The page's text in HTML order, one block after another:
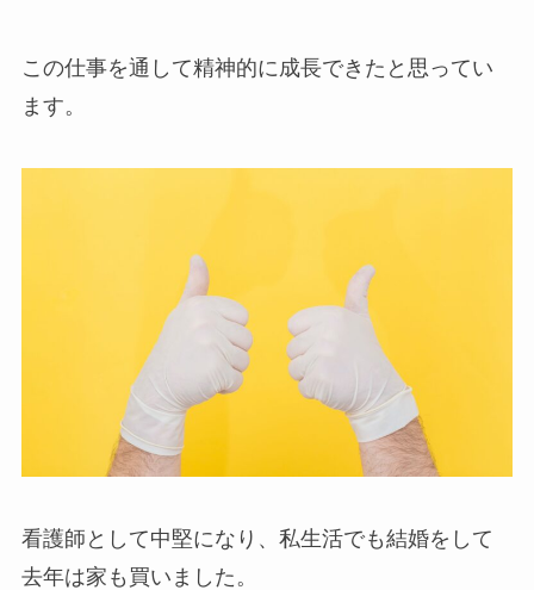
この仕事を通して精神的に成長できたと思ってい
ます。
看護師として中堅になり、私生活でも結婚をして
去年は家も買いました。